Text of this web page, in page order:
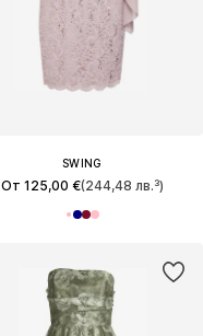
SWING
От 125,00 €(244,48 лв.³)